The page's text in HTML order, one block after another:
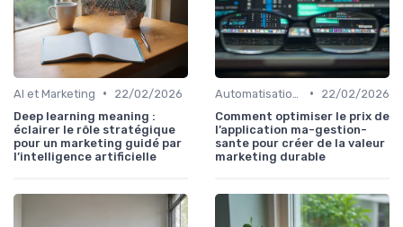
AI et Marketing •
22/02/2026
Deep learning meaning :
éclairer le rôle stratégique
pour un marketing guidé par
l’intelligence artificielle
•
22/02/2026
Comment optimiser le prix de
l’application ma-gestion-
sante pour créer de la valeur
marketing durable